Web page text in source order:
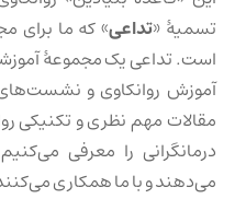
تسمیهٔ «تداعی» که ما برای
است. تداعی یک مجموعهٔ
آموزش روانکاوی و
مقالات مهم نظری و تکنیکی
درمانگرانی را معرفی
می‌دهند و با ما همکاری